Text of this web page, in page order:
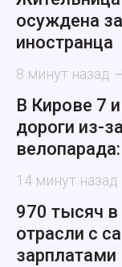
осуждена
иностранца
8 минут назад
В Кирове 7
дороги из-
14 минут назад
970 тысяч в
отрасли с
зарплатами